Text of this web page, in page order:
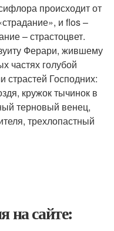
происходит от
и flos –
– страстоцвет.
Ферари, жившему
частях голубой
страстей Господних:
кружок тычинок в
терновый венец,
трехлопастный
на сайте: